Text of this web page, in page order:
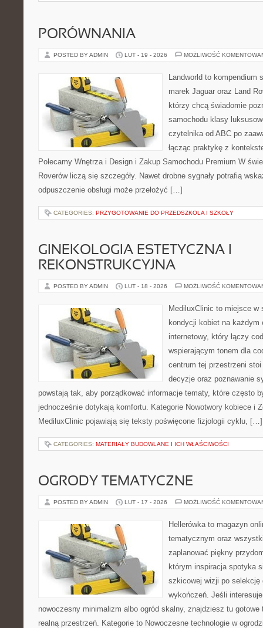
PORÓWNANIA
POSTED BY ADMIN LUT - 19 - 2026 MOŻLIWOŚĆ
Landworld to kompendium
marek Jaguar oraz Land
którzy chcą świadomie
samochodu klasy
czytelnika od ABC po
łącząc praktykę z
Polecamy Wnętrza i Design i Zakup Samochodu Premium W
Roverów liczą się szczegóły. Nawet drobne sygnały potrafią
odpuszczenie obsługi może przełożyć […]
CATEGORIES: PRZYGOTOWANIE DO PRZEDSZKOLA I SZKOŁY
GINEKOLOGIA ESTETYCZNA I
REKONSTRUKCYJNA
POSTED BY ADMIN LUT - 18 - 2026 MOŻLIWOŚĆ
MediluxClinic to miejsce
kondycji kobiet na każdym
internetowy, który łączy
wspierającym tonem dla
centrum tej przestrzeni
decyzje oraz poznawanie
powstają tak, aby porządkować informacje tematy, które często
jednocześnie dotykają komfortu. Kategorie Nowotwory kobiece i
MediluxClinic pojawiają się teksty poświęcone fizjologii cyklu, […]
CATEGORIES: MATERIAŁY BUDOWLANE I ICH WŁAŚCIWOŚCI
OGRODY TEMATYCZNE
POSTED BY ADMIN LUT - 17 - 2026 MOŻLIWOŚĆ
Hellerówka to magazyn
tematycznym oraz
zaplanować piękny
którym inspiracja spotyka
szkicowej wizji po selekcję
wykończeń. Jeśli
nowoczesny minimalizm albo ogród skalny, znajdziesz tu gotowe
realną przestrzeń. Kategorie to Nowoczesne technologie w